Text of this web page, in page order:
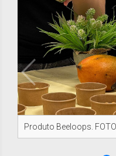
Produto Beeloops.